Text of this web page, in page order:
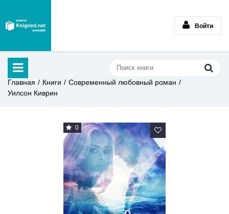
Войти
Главная Книги
Современный любовный роман
Уилсон Киврин
0